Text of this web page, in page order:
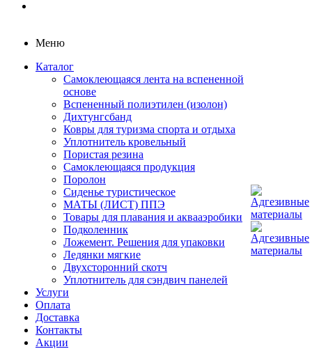
Меню
Каталог
Самоклеющаяся лента на вспененной
основе
Вспененный полиэтилен (изолон)
Дихтунгсбанд
Ковры для туризма спорта и отдыха
Уплотнитель кровельный
Пористая резина
Самоклеющаяся продукция
Поролон
Сиденье туристическое
МАТЫ (ЛИСТ) ППЭ
Товары для плавания и аквааэробики
Подколенник
Ложемент. Решения для упаковки
Ледянки мягкие
Двухсторонний скотч
Уплотнитель для сэндвич панелей
Услуги
Оплата
Доставка
Контакты
Акции